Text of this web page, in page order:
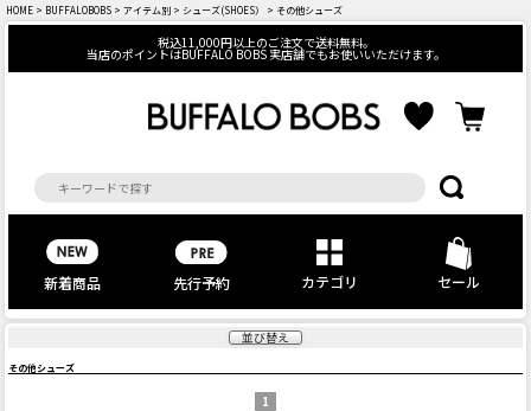
HOME > BUFFALOBOBS > アイテム別 > シューズ(SHOES） > その他シューズ
税込11,000円以上のご注文で送料無料。
当店のポイントはBUFFALO BOBS 実店舗でもお使いいただけます。
新着商品 先行予約 カテゴリ セール
並び替え
その他シューズ
1